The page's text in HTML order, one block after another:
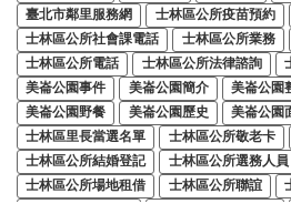
臺北市鄰里服務網
士林區公所疫苗預約
士林區公所社會課電話
士林區公所業務
士林區公所電話
士林區公所法律諮詢
美崙公園事件
美崙公園簡介 美崙公園
美崙公園野餐
美崙公園歷史 美崙公園
士林區里長當選名單
士林區公所敬老卡
士林區公所結婚登記
士林區公所選務人員
士林區公所場地租借
士林區公所聯誼